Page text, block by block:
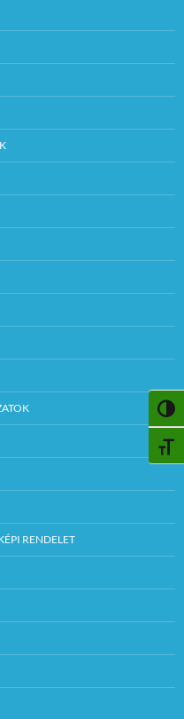
RENDELET